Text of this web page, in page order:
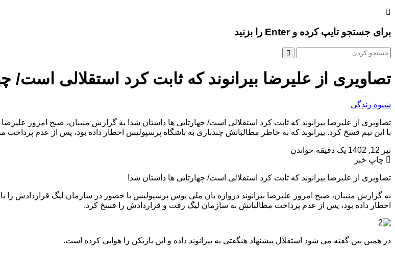
برای جستجو تایپ کرده و Enter را بزنید
تصاویری از علیرضا بیرانوند که ثابت کرد استقلالی است/
شیوه زندگی
تصاویری از علیرضا بیرانوند که ثابت کرد استقلالی است/ چهارتایی ها داستان شد! به گزارش منیبان، صبح امروز
با این تیم فسخ کرد. بیرانوند که به خاطر مطالباتش چندباری به باشگاه پرسپولیس اخطار داده بود، پس از عدم پرداخت
تیر 12, 1402
یک دقیقه خواندن
چاپ خبر
تصاویری از علیرضا بیرانوند که ثابت کرد استقلالی است/ چهارتایی ها داستان شد!
به گزارش منیبان، صبح امروز علیرضا بیرانوند دروازه بان ملی پوش پرسپولیس با حضور در سازمان لیگ قراردادش را
اخطار داده بود، پس از عدم پرداخت مطالباتش به سازمان لیگ رفت و قراردادش را فسخ کرد.
در همین بین گفته می شود استقلال پیشنهاد هنگفتی به بیرانوند داده و این بازیکن را هوایی کرده است.